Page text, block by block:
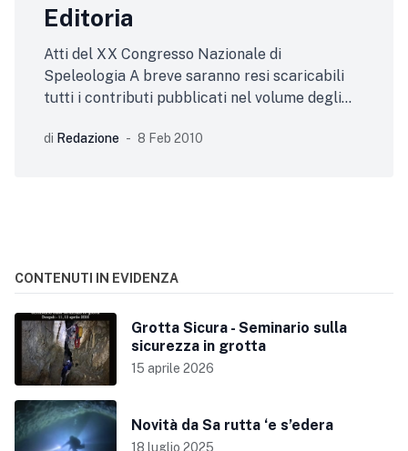
Editoria
Atti del XX Congresso Nazionale di
Speleologia A breve saranno resi scaricabili
tutti i contributi pubblicati nel volume degli
di Redazione 8 Feb 2010
CONTENUTI IN EVIDENZA
Grotta Sicura - Seminario sulla
sicurezza in grotta
15 aprile 2026
Novità da Sa rutta ‘e s’edera
18 luglio 2025